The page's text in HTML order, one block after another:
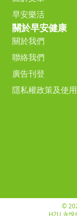
早安樂活
關於早安健康
關於我們
聯絡我們
廣告刊登
隱私權政策及使
©
H2U 永悅